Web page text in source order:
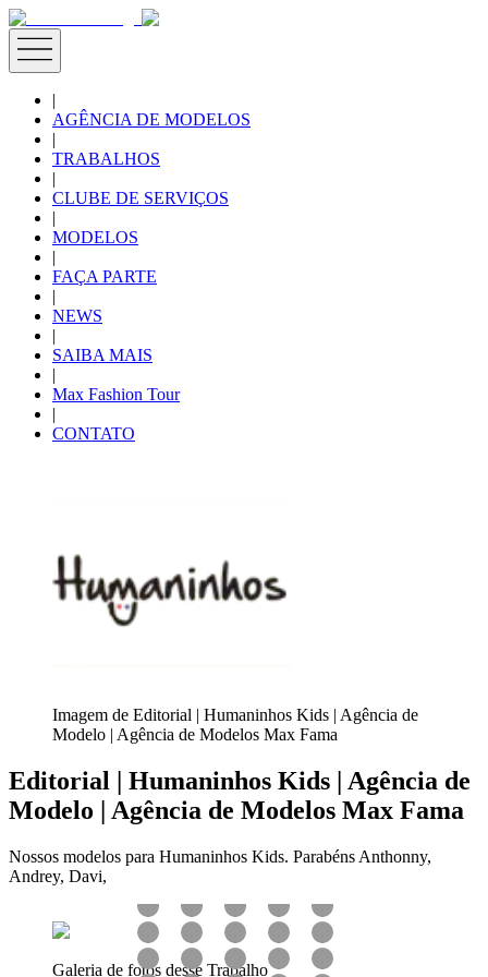
|
AGÊNCIA DE MODELOS
|
TRABALHOS
|
CLUBE DE SERVIÇOS
|
MODELOS
|
FAÇA PARTE
|
NEWS
|
SAIBA MAIS
|
Max Fashion Tour
|
CONTATO
Imagem de Editorial | Humaninhos Kids | Agência de
Modelo | Agência de Modelos Max Fama
Editorial | Humaninhos Kids | Agência de
Modelo | Agência de Modelos Max Fama
Nossos modelos para Humaninhos Kids. Parabéns Anthonny,
Andrey, Davi,
Galeria de fotos desse Trabalho